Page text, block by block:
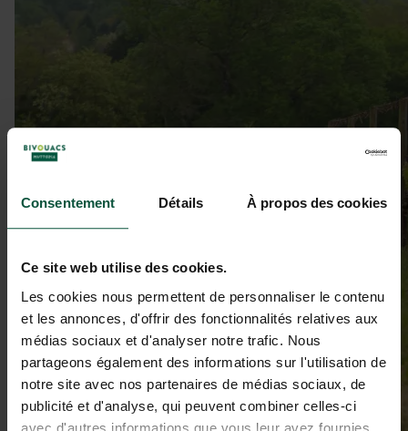
Consentement Détails À propos des cookies
Ce site web utilise des cookies.
Les cookies nous permettent de personnaliser le contenu
et les annonces, d'offrir des fonctionnalités relatives aux
médias sociaux et d'analyser notre trafic. Nous
partageons également des informations sur l'utilisation de
notre site avec nos partenaires de médias sociaux, de
publicité et d'analyse, qui peuvent combiner celles-ci
avec d'autres informations que vous leur avez fournies